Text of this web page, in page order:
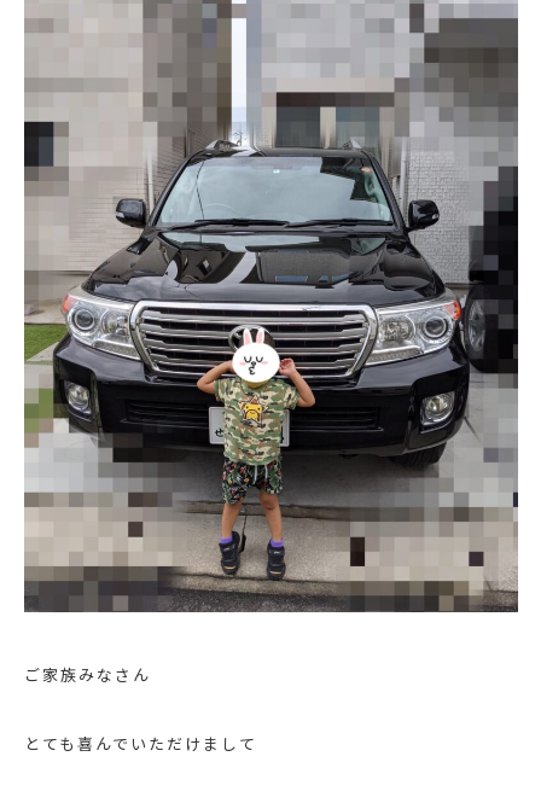
ご家族みなさん
とても喜んでいただけまして